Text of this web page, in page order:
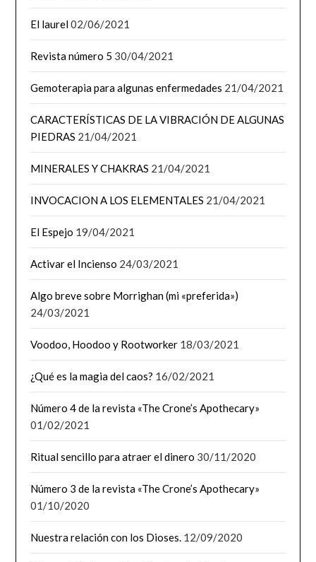
El laurel02/06/2021
Revista número 5 30/04/2021
Gemoterapia para algunas enfermedades 21/04/2021
CARACTERÍSTICAS DE LA VIBRACIÓN DE ALGUNAS
PIEDRAS 21/04/2021
MINERALES Y CHAKRAS 21/04/2021
INVOCACION A LOS ELEMENTALES 21/04/2021
El Espejo 19/04/2021
Activar el Incienso 24/03/2021
Algo breve sobre Morrighan (mi «preferida»)
24/03/2021
Voodoo, Hoodoo y Rootworker 18/03/2021
¿Qué es la magia del caos? 16/02/2021
Número 4 de la revista «The Crone’s Apothecary»
01/02/2021
Ritual sencillo para atraer el dinero 30/11/2020
Número 3 de la revista «The Crone’s Apothecary»
01/10/2020
Nuestra relación con los Dioses. 12/09/2020